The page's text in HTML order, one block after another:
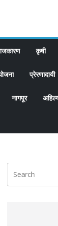
कृषी
प्रेरणादायी
नागपूर